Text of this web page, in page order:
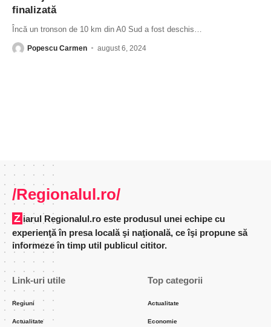
finalizată
Încă un tronson de 10 km din A0 Sud a fost deschis
Popescu Carmen august 6, 2024
/Regionalul.ro/
Ziarul Regionalul.ro este produsul unei echipe cu
experienţă în presa locală şi naţională, ce îşi propune să
informeze în timp util publicul cititor.
Link-uri utile
Regiuni
Actualitate
Top categorii
Actualitate
Economie